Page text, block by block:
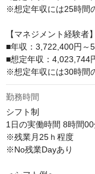
※想定年収には25時間
【マネジメント経験者】
■年収：3,722,400円～
■想定年収：4,023,744
※想定年収には30時間
勤務時間
シフト制
1日の実働時間 8時間
※残業月25ｈ程度
※No残業Dayあり